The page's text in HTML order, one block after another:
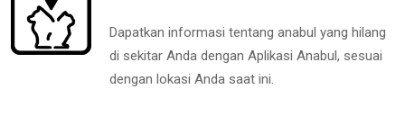
Dapatkan informasi tentang anabul yang hilang
di sekitar Anda dengan Aplikasi Anabul, sesuai
dengan lokasi Anda saat ini.